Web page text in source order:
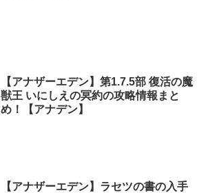
【アナザーエデン】第1.7.5部 復活の魔
獣王 いにしえの冥約の攻略情報まと
め！【アナデン】
【アナザーエデン】ラセツの書の入手